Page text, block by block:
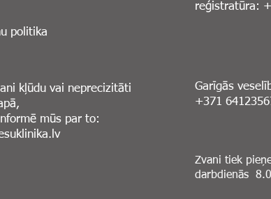
politika
reģistratūra:
kļūdu vai neprecizitāti
mūs par to:
Garīgās
+371
Zvani tiek
darbdienās